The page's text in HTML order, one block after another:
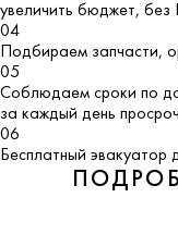
увеличить бюджет, без
04
Подбираем запчасти,
05
Соблюдаем сроки по
за каждый день
06
Бесплатный эвакуатор